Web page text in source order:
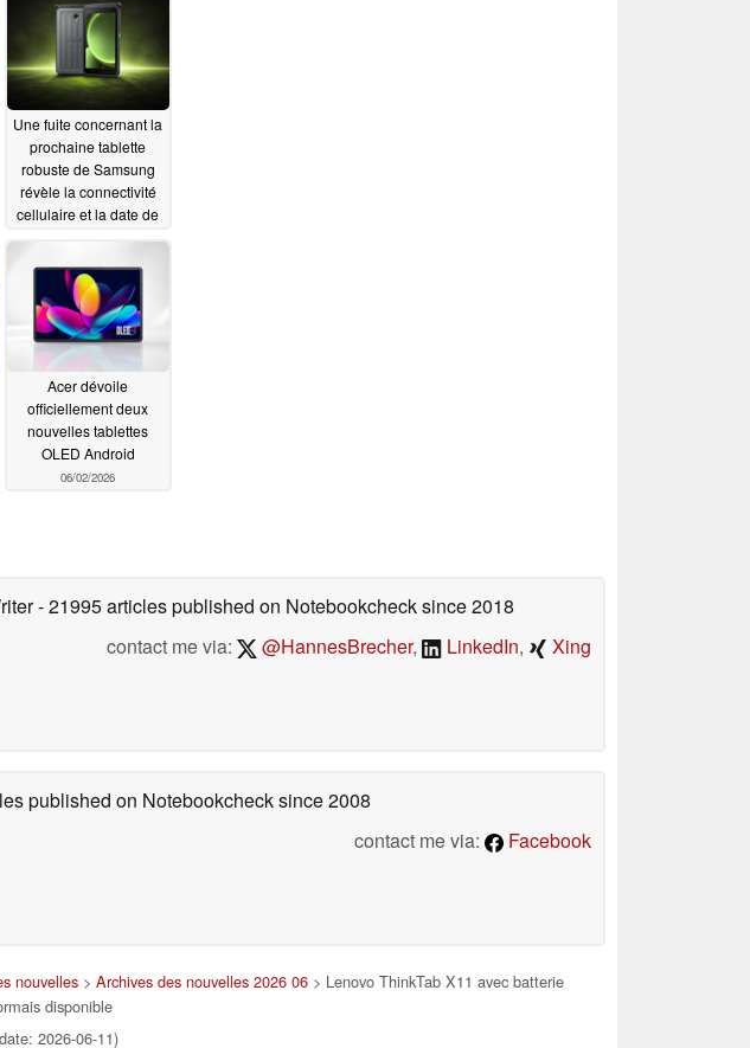
Une fuite concernant la
prochaine tablette
robuste de Samsung
révèle la connectivité
cellulaire et la date de
06/09/2026
Acer dévoile
officiellement deux
nouvelles tablettes
OLED Android
06/02/2026
- 21995 articles published on Notebookchecksince 2018
contact me via:
@HannesBrecher, LinkedIn, Xing
published on Notebookchecksince 2008
contact me via:
Facebook
nouvelles> Archives des nouvelles 2026 06> Lenovo ThinkTab X11 avec batterie
disponible
2026-06-11)